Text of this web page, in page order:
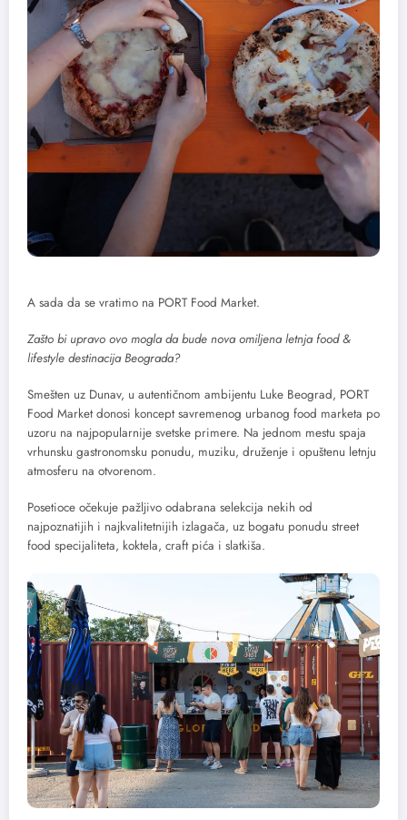
A sada da se vratimo na PORT Food Market.
Zašto bi upravo ovo mogla da bude nova omiljena letnja food &
lifestyle destinacija Beograda?
Smešten uz Dunav, u autentičnom ambijentu Luke Beograd, PORT
Food Market donosi koncept savremenog urbanog food marketa po
uzoru na najpopularnije svetske primere. Na jednom mestu spaja
vrhunsku gastronomsku ponudu, muziku, druženje i opuštenu letnju
atmosferu na otvorenom.
Posetioce očekuje pažljivo odabrana selekcija nekih od
najpoznatijih i najkvalitetnijih izlagača, uz bogatu ponudu street
food specijaliteta, koktela, craft pića i slatkiša.